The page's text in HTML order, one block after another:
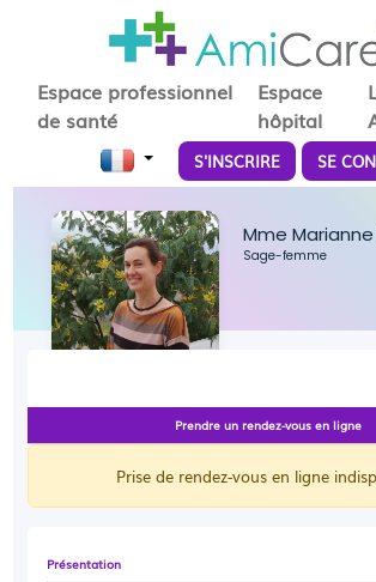
Espace professionnel
de santé
Espace
hôpital
S'INSCRIRE SE
Mme
Sage-femme
Présentation
Prendre un rendez-vous en ligne
Prise de rendez-vous en ligne